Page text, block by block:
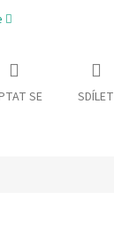
SE SDÍLET